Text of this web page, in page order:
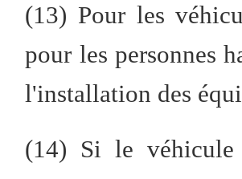
(13) Pour les
pour les personnes
l'installation des
(14) Si le véhicule